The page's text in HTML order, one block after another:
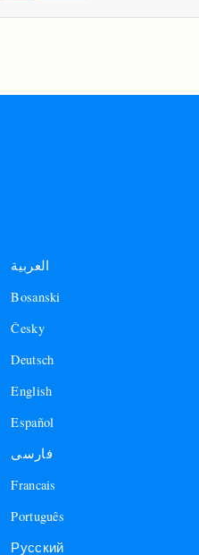
العربية
Bosanski
Česky
Deutsch
English
Español
فارسی
Francais
Português
Русский